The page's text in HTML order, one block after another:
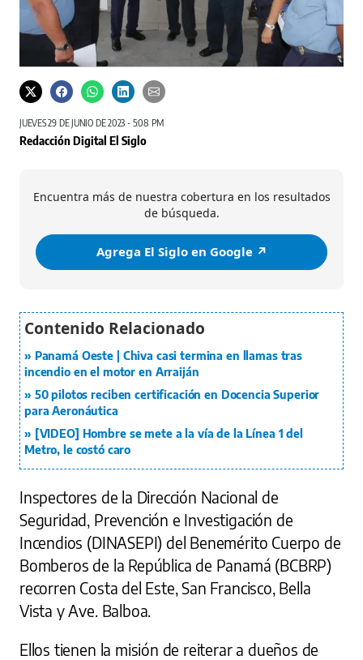
JUEVES 29 DE JUNIO DE 2023 - 5:08 PM
Redacción Digital El Siglo
Encuentra más de nuestra cobertura en los resultados
de búsqueda.
Agrega El Siglo en Google ↗️
Panamá Oeste | Chiva casi termina en llamas tras
incendio en el motor en Arraiján
50 pilotos reciben certificación en Docencia Superior
para Aeronáutica
[VIDEO] Hombre se mete a la vía de la Línea 1 del
Metro, le costó caro
Inspectores de la Dirección Nacional de
Seguridad, Prevención e Investigación de
Incendios (DINASEPI) del Benemérito Cuerpo de
Bomberos de la República de Panamá (BCBRP)
recorren Costa del Este, San Francisco, Bella
Vista y Ave. Balboa.
Ellos tienen la misión de reiterar a dueños de